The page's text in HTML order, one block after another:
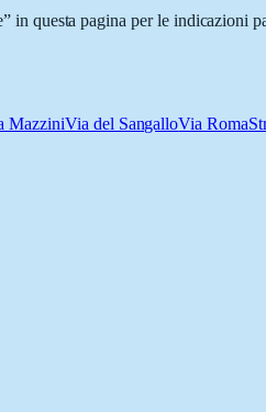
questa pagina per le indicazioni
MazziniVia del SangalloVia Roma